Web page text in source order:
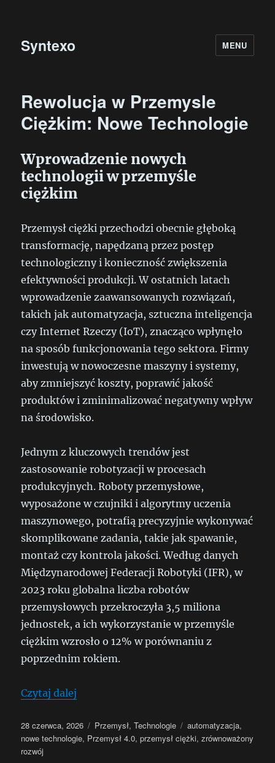
Syntexo MENU
Rewolucja w Przemysle
Ciężkim: Nowe Technologie
Wprowadzenie nowych
technologii w przemyśle
ciężkim
Przemysł ciężki przechodzi obecnie głęboką
transformację, napędzaną przez postęp
technologiczny i konieczność zwiększenia
efektywności produkcji. W ostatnich latach
wprowadzenie zaawansowanych rozwiązań,
takich jak automatyzacja, sztuczna inteligencja
czy Internet Rzeczy (IoT), znacząco wpłynęło
na sposób funkcjonowania tego sektora. Firmy
inwestują w nowoczesne maszyny i systemy,
aby zmniejszyć koszty, poprawić jakość
produktów i zminimalizować negatywny wpływ
na środowisko.
Jednym z kluczowych trendów jest
zastosowanie robotyzacji w procesach
produkcyjnych. Roboty przemysłowe,
wyposażone w czujniki i algorytmy uczenia
maszynowego, potrafią precyzyjnie wykonywać
skomplikowane zadania, takie jak spawanie,
montaż czy kontrola jakości. Według danych
Międzynarodowej Federacji Robotyki (IFR), w
2023 roku globalna liczba robotów
przemysłowych przekroczyła 3,5 miliona
jednostek, a ich wykorzystanie w przemyśle
ciężkim wzrosło o 12% w porównaniu z
poprzednim rokiem.
Czytaj dalej
Data
publikacji
28 czerwca, 2026 Kategorie
Przemysł,Technologie Tagi
automatyzacja,
nowe technologie, Przemysł 4.0,przemysł ciężki,zrównoważony
rozwój